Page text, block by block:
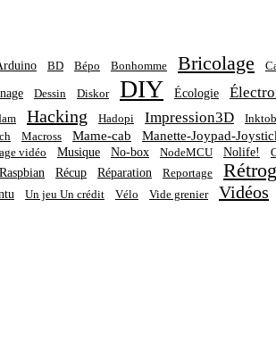
BD Bépo Bonhomme Bricolage
Dessin Diskor DIY Écologie
Hacking Hadopi Impression3D
Macross Mame-cab Manette-Joypad-
vidéo Musique No-box NodeMCU Nolife!
Raspbian Récup Réparation Reportage
Un jeu Un crédit Vélo Vide grenier Vidéos